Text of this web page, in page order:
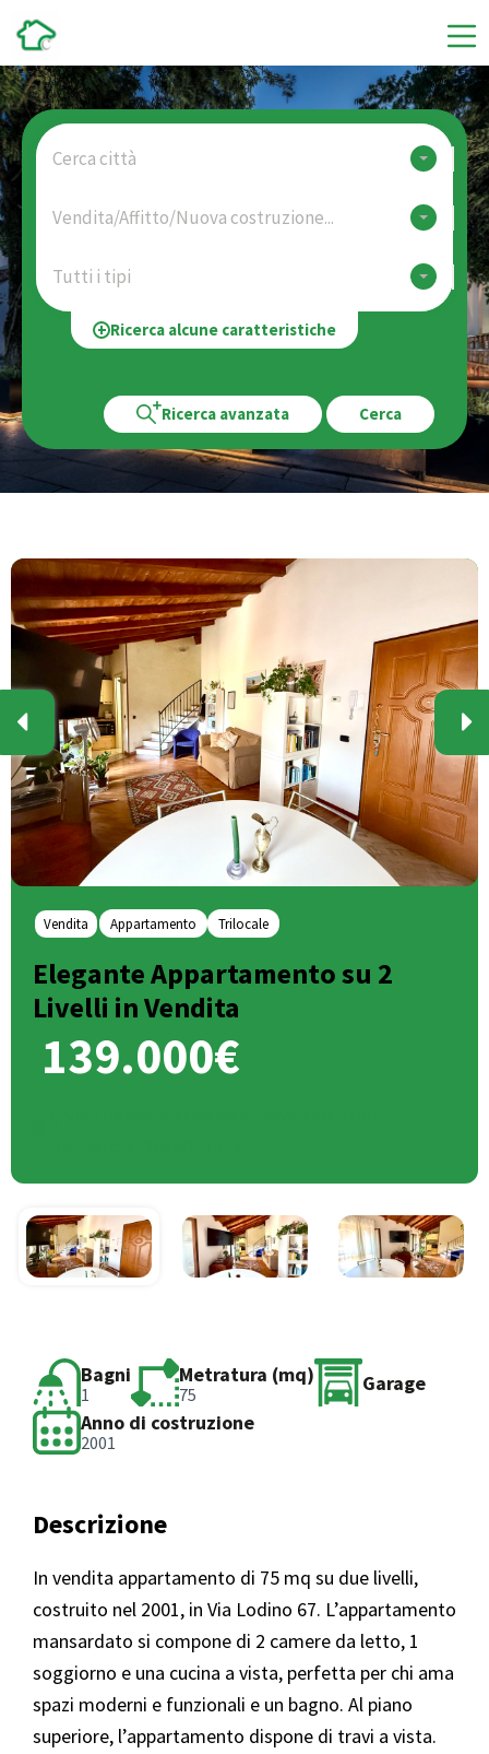
Cerca città
Vendita/Affitto/Nuova costruzione...
Tutti i tipi
Ricerca alcune caratteristiche
Ricerca avanzata Cerca
Vendita Appartamento Trilocale
Elegante Appartamento su 2
Livelli in Vendita
139.000€
Bagni
1
Metratura (mq)
75
Garage
Anno di costruzione
2001
Descrizione
In vendita appartamento di 75 mq su due livelli,
costruito nel 2001, in Via Lodino 67. L’appartamento
mansardato si compone di 2 camere da letto, 1
soggiorno e una cucina a vista, perfetta per chi ama
spazi moderni e funzionali e un bagno. Al piano
superiore, l’appartamento dispone di travi a vista.